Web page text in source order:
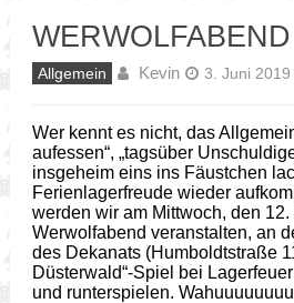
Allgemein Kevin 3. Juni 2019
Wer kennt es nicht, das
aufessen“, „tagsüber
insgeheim eins ins Fäustchen
Ferienlagerfreude wieder
werden wir am Mittwoch, den
Werwolfabend veranstalten, an
des Dekanats (Humboldtstraße
Düsterwald“-Spiel bei
und runterspielen.